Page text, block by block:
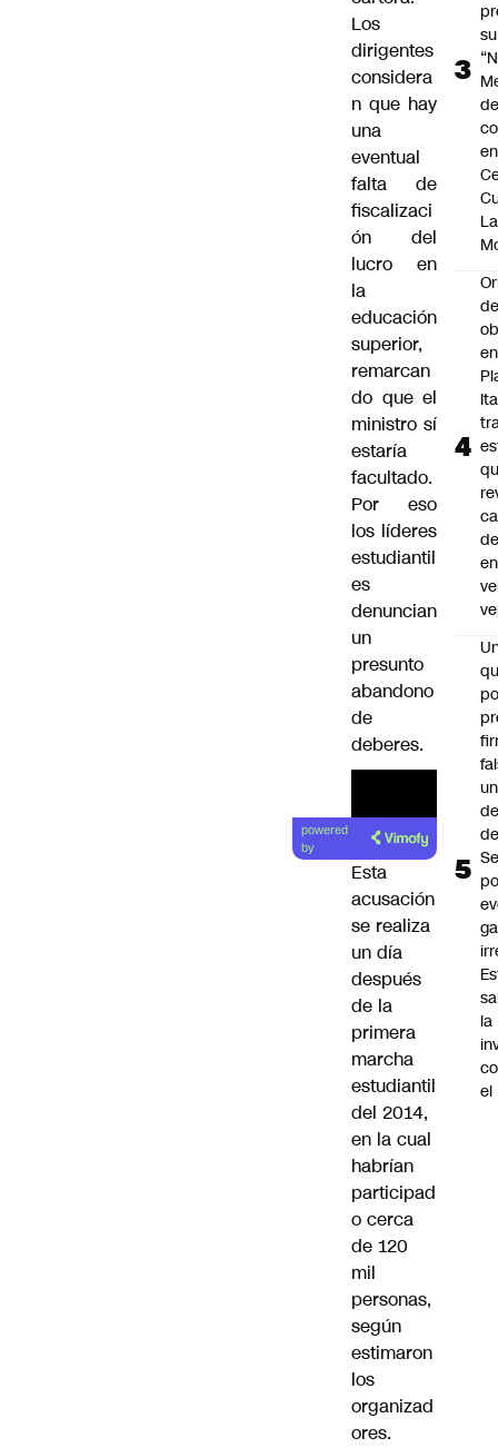
Los
dirigentes
considera
n que hay
una
eventual
falta de
fiscalizaci
ón del
lucro en
la
educación
superior,
remarcan
do que el
ministro sí
estaría
facultado.
Por eso
los líderes
estudiantil
es
denuncian
un
presunto
abandono
de
deberes.
powered
by
Esta
acusación
se realiza
un día
después
de la
primera
marcha
estudiantil
del 2014,
en la cual
habrían
participad
o cerca
de 120
mil
personas,
según
estimaron
los
organizad
ores.
La
en
en
la
el